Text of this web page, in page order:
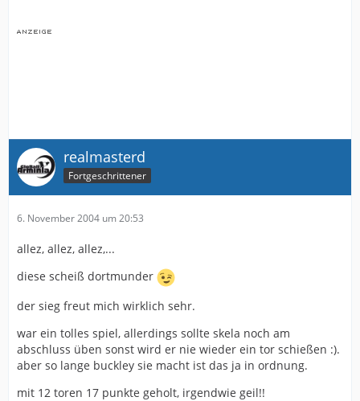
realmasterd
Fortgeschrittener
6. November 2004 um 20:53
allez, allez, allez,...
diese scheiß dortmunder
der sieg freut mich wirklich sehr.
war ein tolles spiel, allerdings sollte skela noch am
abschluss üben sonst wird er nie wieder ein tor schießen :).
aber so lange buckley sie macht ist das ja in ordnung.
mit 12 toren 17 punkte geholt, irgendwie geil!!